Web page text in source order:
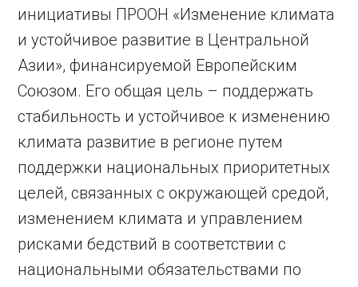
инициативы ПРООН «Изменение климата
и устойчивое развитие в Центральной
Азии», финансируемой Европейским
Союзом. Его общая цель – поддержать
стабильность и устойчивое к изменению
климата развитие в регионе путем
поддержки национальных приоритетных
целей, связанных с окружающей средой,
изменением климата и управлением
рисками бедствий в соответствии с
национальными обязательствами по